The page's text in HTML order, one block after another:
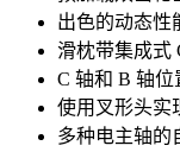
出色的动态性
滑枕带集成式
C 轴和 B 轴
使用叉形头实
多种电主轴的